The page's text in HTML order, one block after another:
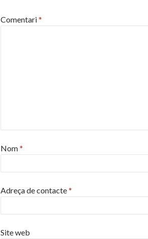
Comentari*
Nom*
Adreça de contacte*
Site web